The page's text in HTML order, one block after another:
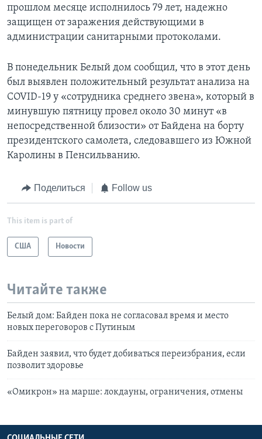
прошлом месяце исполнилось 79 лет, надежно
защищен от заражения действующими в
администрации санитарными протоколами.
В понедельник Белый дом сообщил, что в этот день
был выявлен положительный результат анализа на
COVID-19 у «сотрудника среднего звена», который в
минувшую пятницу провел около 30 минут «в
непосредственной близости» от Байдена на борту
президентского самолета, следовавшего из Южной
Каролины в Пенсильванию.
Поделиться Follow us
This item is part of
США Новости
Читайте также
Белый дом: Байден пока не согласовал время и место
новых переговоров с Путиным
Байден заявил, что будет добиваться переизбрания, если
позволит здоровье
«Омикрон» на марше: локдауны, ограничения, отмены